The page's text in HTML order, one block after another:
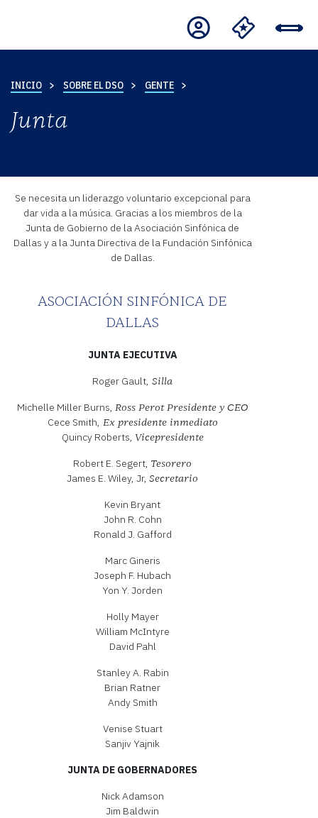
INICIO SOBRE EL DSO GENTE
Junta
Se necesita un liderazgo voluntario excepcional para
dar vida a la música. Gracias a los miembros de la
Junta de Gobierno de la Asociación Sinfónica de
Dallas y a la Junta Directiva de la Fundación Sinfónica
de Dallas.
ASOCIACIÓN SINFÓNICA DE
DALLAS
JUNTA EJECUTIVA
Roger Gault, Silla
Michelle Miller Burns,Ross Perot Presidente y CEO
Cece Smith, Ex presidente inmediato
Quincy Roberts, Vicepresidente
Robert E. Segert, Tesorero
James E. Wiley, Jr,Secretario
Kevin Bryant
John R. Cohn
Ronald J. Gafford
Marc Gineris
Joseph F. Hubach
Yon Y. Jorden
Holly Mayer
William McIntyre
David Pahl
Stanley A. Rabin
Brian Ratner
Andy Smith
Venise Stuart
Sanjiv Yajnik
JUNTA DE GOBERNADORES
Nick Adamson
Jim Baldwin